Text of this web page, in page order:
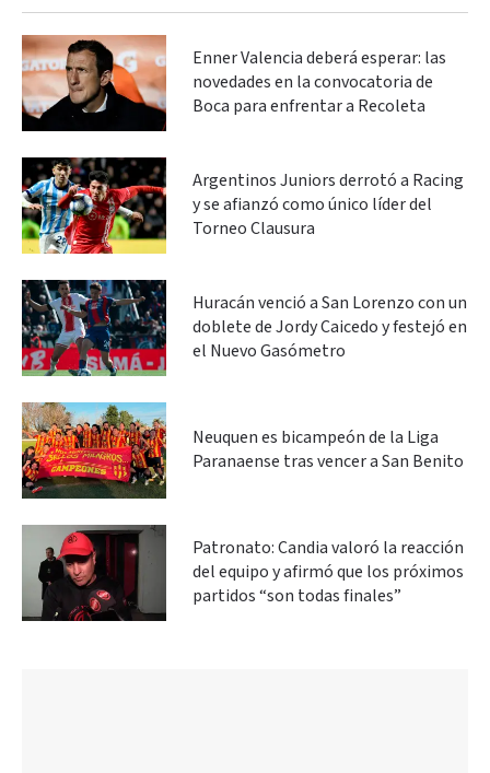
Enner Valencia deberá esperar: las
novedades en la convocatoria de
Boca para enfrentar a Recoleta
Argentinos Juniors derrotó a Racing
y se afianzó como único líder del
Torneo Clausura
Huracán venció a San Lorenzo con un
doblete de Jordy Caicedo y festejó en
el Nuevo Gasómetro
Neuquen es bicampeón de la Liga
Paranaense tras vencer a San Benito
Patronato: Candia valoró la reacción
del equipo y afirmó que los próximos
partidos “son todas finales”